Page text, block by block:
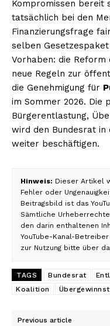
Kompromissen bereit
tatsächlich bei den
Finanzierungsfrage
selben
Vorhaben: die Reform
neue Regeln zur
die Genehmigung für
im Sommer 2026. Die
Bürgerentlastung,
wird den Bundesrat in
weiter beschäftigen.
Hinweis: Dieser Artikel
Fehler oder
Beitragsbild ist das
Sämtliche
den darin enthaltenen
YouTube-Kanal-
zur Nutzung bitte über
TAGS Bundesrat
Koalition
Previous article